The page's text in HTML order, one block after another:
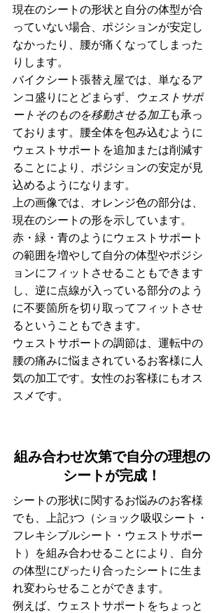
現在のシートの形状と自分の体型が合
っていない場合、ポジションが安定し
なかったり、腰が痛くなってしまった
りします。
バイクシート張替え屋では、単なるア
ンコ盛りにとどまらず、
ウェストサポ
ートそのものを移動させる加工も承っ
ております。腰全体を包み込むように
ウェストサポートを追加または削減す
ることにより、ポジションの安定が見
込めるようになります。
上の画像では、オレンジ色の部分は、
現在のシートの形を示しています。
赤・緑・青のようにウェストサポート
の範囲を増やして自分の体型やポジシ
ョンにフィットさせることもできます
し、逆に点線が入っている部分のよう
に不要箇所を切り取ってフィットさせ
るということもできます。
ウェストサポートの調節は、運転中の
腰の痛みに悩まされているお客様に人
気の加工です。女性のお客様にもオス
スメです。
組み合わせ次第で自分の理想の
シートが完成！
シートの形状に関するお悩みのお客様
でも、上記3つ（ショック吸収シート・
フレキシブルシート・ウェストサポー
ト）を組み合わせることにより、自分
の体型にぴったり合ったシートに生ま
れ変わらせることができます。
例えば、ウェストサポートをちょっと